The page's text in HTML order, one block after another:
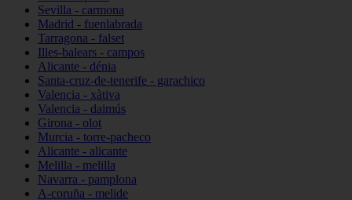
Sevilla - carmona
Madrid - fuenlabrada
Tarragona - falset
Illes-balears - campos
Alicante - dénia
Santa-cruz-de-tenerife - garachico
Valencia - xàtiva
Valencia - daimús
Girona - olot
Murcia - torre-pacheco
Alicante - alicante
Melilla - melilla
Navarra - pamplona
A-coruña - melide